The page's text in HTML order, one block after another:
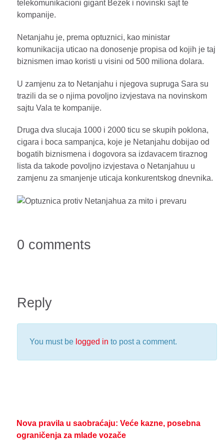
telekomunikacioni gigant Bezek i novinski sajt te
kompanije.
Netanjahu je, prema optuznici, kao ministar
komunikacija uticao na donosenje propisa od kojih je taj
biznismen imao koristi u visini od 500 miliona dolara.
U zamjenu za to Netanjahu i njegova supruga Sara su
trazili da se o njima povoljno izvjestava na novinskom
sajtu Vala te kompanije.
Druga dva slucaja 1000 i 2000 ticu se skupih poklona,
cigara i boca sampanjca, koje je Netanjahu dobijao od
bogatih biznismena i dogovora sa izdavacem tiraznog
lista da takode povoljno izvjestava o Netanjahuu u
zamjenu za smanjenje uticaja konkurentskog dnevnika.
0 comments
Reply
You must be logged in to post a comment.
Nova pravila u saobraćaju: Veće kazne, posebna
ograničenja za mlade vozače